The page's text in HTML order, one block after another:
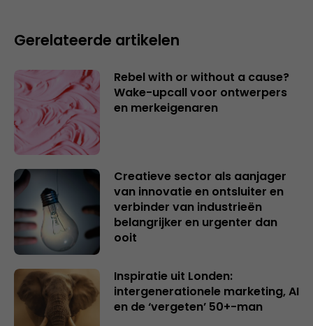
Gerelateerde artikelen
Rebel with or without a cause?
Wake-upcall voor ontwerpers
en merkeigenaren
Creatieve sector als aanjager
van innovatie en ontsluiter en
verbinder van industrieën
belangrijker en urgenter dan
ooit
Inspiratie uit Londen:
intergenerationele marketing, AI
en de ‘vergeten’ 50+-man